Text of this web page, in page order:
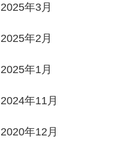
2025年3月
2025年2月
2025年1月
2024年11月
2020年12月